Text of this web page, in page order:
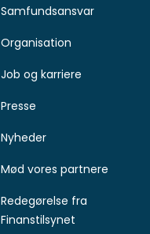
Samfundsansvar
Organisation
Job og karriere
Presse
Nyheder
Mød vores partnere
Redegørelse fra
Finanstilsynet